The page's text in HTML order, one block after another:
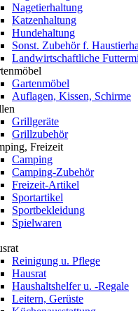
Nagetierhaltung
Katzenhaltung
Hundehaltung
Sonst. Zubehör f.
Landwirtschaftliche
Gartenmöbel
Auflagen, Kissen, Schirme
Grillgeräte
Grillzubehör
Freizeit
Camping
Camping-Zubehör
Freizeit-Artikel
Sportartikel
Sportbekleidung
Spielwaren
Reinigung u. Pflege
Hausrat
Haushaltshelfer u. -Regale
Leitern, Gerüste